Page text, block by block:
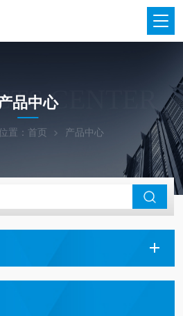
CENTER
品中心
置： 首页 产品中心